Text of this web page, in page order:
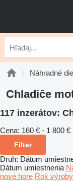
Náhradné
Chladiče
117 inzerátov:
Cena: 160 € - 1 800 €
Filter
Druh: Dátum
Dátum umiestnenia
nové hore Rok